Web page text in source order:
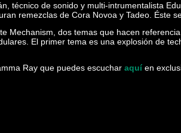
técnico de sonido y multi-intrumentalista
remezclas de Cora Novoa y Tadeo. Éste
Mechanism, dos temas que hacen
El primer tema es una explosión de
Ray que puedes escuchar aquí en